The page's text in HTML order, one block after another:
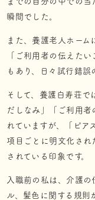
瞬間でした。
また、養護老人ホーム
「ご利用者の伝えた
もあり、日々試行錯誤
そして、養護白寿荘で
だしなみ」「ご利用
れていますが、「ピア
項目ごとに明文化され
されている印象です。
入職前の私は、介護の
ル、髪色に関する規則